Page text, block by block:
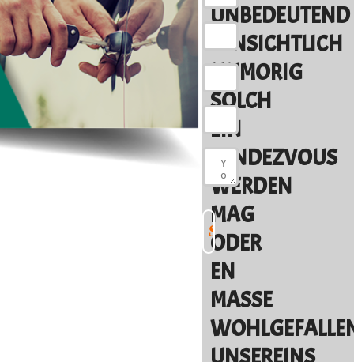
UNBEDEUTEND
HINSICHTLICH
HUMORIG
SOLCH
EIN
RENDEZVOUS
WERDEN
MAG
ODER
EN
MASSE